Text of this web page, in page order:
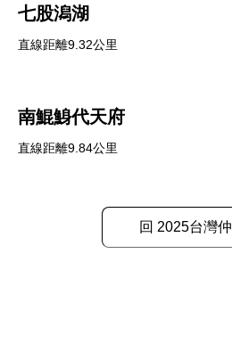
七股潟湖
直線距離9.32公里
南鯤鯓代天府
直線距離9.84公里
回 2025台灣